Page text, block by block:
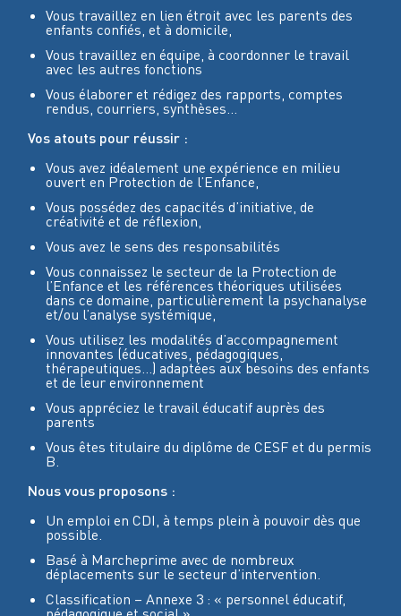
Vous travaillez en lien étroit avec les parents des
enfants confiés, et à domicile,
Vous travaillez en équipe, à coordonner le travail
avec les autres fonctions
Vous élaborer et rédigez des rapports, comptes
rendus, courriers, synthèses…
Vos atouts pour réussir :
Vous avez idéalement une expérience en milieu
ouvert en Protection de l’Enfance,
Vous possédez des capacités d’initiative, de
créativité et de réflexion,
Vous avez le sens des responsabilités
Vous connaissez le secteur de la Protection de
l’Enfance et les références théoriques utilisées
dans ce domaine, particulièrement la psychanalyse
et/ou l’analyse systémique,
Vous utilisez les modalités d’accompagnement
innovantes (éducatives, pédagogiques,
thérapeutiques…) adaptées aux besoins des enfants
et de leur environnement
Vous appréciez le travail éducatif auprès des
parents
Vous êtes titulaire du diplôme de CESF et du permis
B.
Nous vous proposons :
Un emploi en CDI, à temps plein à pouvoir dès que
possible.
Basé à Marcheprime avec de nombreux
déplacements sur le secteur d’intervention.
Classification – Annexe 3 : « personnel éducatif,